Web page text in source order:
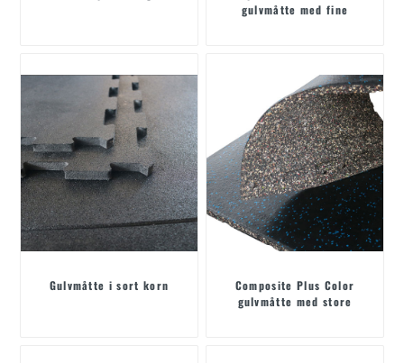
gulvmåtte med fine
Gulvmåtte i sort korn
Composite Plus Color
gulvmåtte med store